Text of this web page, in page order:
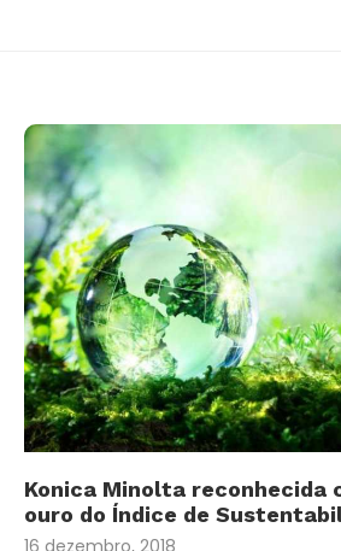
Konica Minolta reconhecida
ouro do Índice de
16 dezembro, 2018